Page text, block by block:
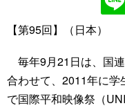
【第95回】（日本）
毎年9月21日は、国
合わせて、2011年に
で国際平和映像祭（